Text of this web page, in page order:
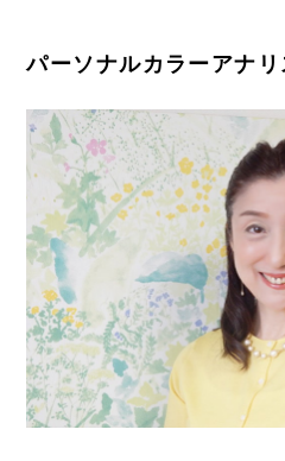
パーソナルカラーアナ